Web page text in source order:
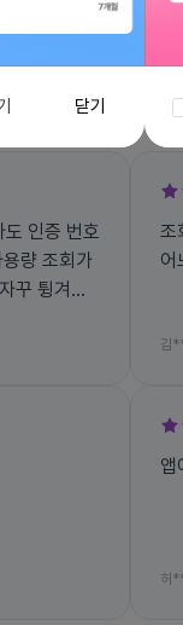
인증 번호
량 조회가
조
어
김
앱
허
닫기